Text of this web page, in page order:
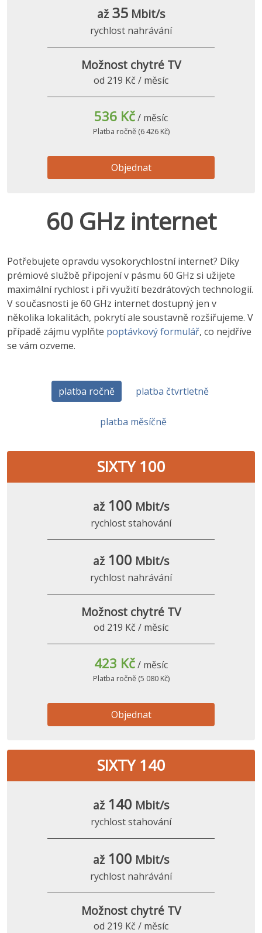
až 35 Mbit/s
rychlost nahrávání
Možnost chytré TV
od 219 Kč / měsíc
536 Kč/ měsíc
Platba ročně (6 426 Kč)
Objednat
60 GHz internet
Potřebujete opravdu vysokorychlostní internet? Díky
prémiové službě připojení v pásmu 60 GHz si užijete
maximální rychlost i při využití bezdrátových technologií.
V současnosti je 60 GHz internet dostupný jen v
několika lokalitách, pokrytí ale soustavně rozšiřujeme. V
případě zájmu vyplňte poptávkový formulář, co nejdříve
se vám ozveme.
platba ročně platba čtvrtletně
platba měsíčně
SIXTY 100
až 100 Mbit/s
rychlost stahování
až 100 Mbit/s
rychlost nahrávání
Možnost chytré TV
od 219 Kč / měsíc
423 Kč/ měsíc
Platba ročně (5 080 Kč)
Objednat
SIXTY 140
až 140 Mbit/s
rychlost stahování
až 100 Mbit/s
rychlost nahrávání
Možnost chytré TV
od 219 Kč / měsíc